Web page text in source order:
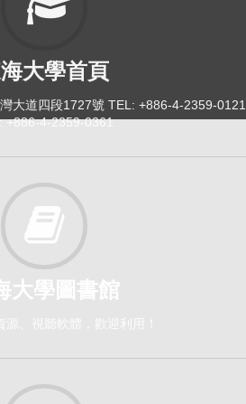
大學首頁
大道四段1727號 TEL: +886-4-2359-0121
+886-4-2359-0361
大學圖書館
源、視聽軟體，歡迎利用！